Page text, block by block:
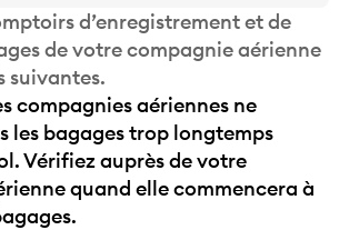
d’enregistrement et de
de votre compagnie aérienne
suivantes.
compagnies aériennes ne
les bagages trop longtemps
Vérifiez auprès de votre
quand elle commencera à